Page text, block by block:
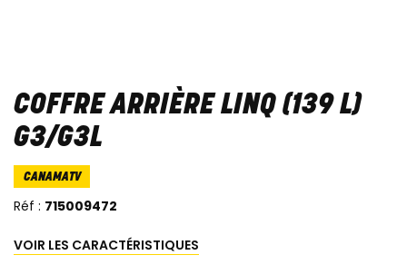
COFFRE ARRIÈRE LINQ (139 L)
G3/G3L
CANAMATV
Réf : 715009472
VOIR LES CARACTÉRISTIQUES